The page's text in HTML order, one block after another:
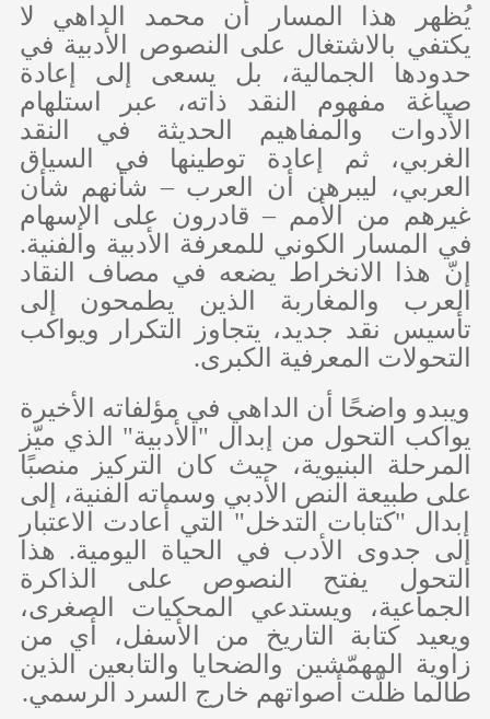
يُظهر هذا المسار أن محمد الداهي لا
يكتفي بالاشتغال على النصوص الأدبية في
حدودها الجمالية، بل يسعى إلى إعادة
صياغة مفهوم النقد ذاته، عبر استلهام
الأدوات والمفاهيم الحديثة في النقد
الغربي، ثم إعادة توطينها في السياق
العربي، ليبرهن أن العرب – شأنهم شأن
غيرهم من الأمم – قادرون على الإسهام
في المسار الكوني للمعرفة الأدبية والفنية.
إنّ هذا الانخراط يضعه في مصاف النقاد
العرب والمغاربة الذين يطمحون إلى
تأسيس نقد جديد، يتجاوز التكرار ويواكب
التحولات المعرفية الكبرى.
ويبدو واضحًا أن الداهي في مؤلفاته الأخيرة
يواكب التحول من إبدال "الأدبية" الذي ميّز
المرحلة البنيوية، حيث كان التركيز منصبًا
على طبيعة النص الأدبي وسماته الفنية، إلى
إبدال "كتابات التدخل" التي أعادت الاعتبار
إلى جدوى الأدب في الحياة اليومية. هذا
التحول يفتح النصوص على الذاكرة
الجماعية، ويستدعي المحكيات الصغرى،
ويعيد كتابة التاريخ من الأسفل، أي من
زاوية المهمّشين والضحايا والتابعين الذين
طالما ظلّت أصواتهم خارج السرد الرسمي.